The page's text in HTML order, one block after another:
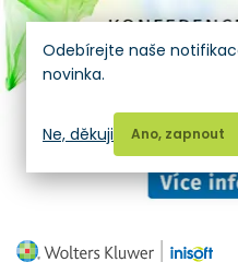
Odebírejte naše
novinka.
Ano, zapnout
Ne, děkuji